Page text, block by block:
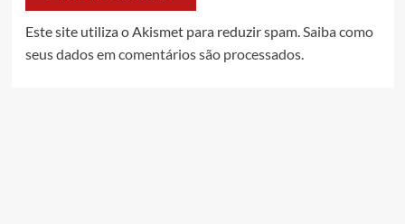
Este site utiliza o Akismet para reduzir spam.Saiba como
seus dados em comentários são processados.